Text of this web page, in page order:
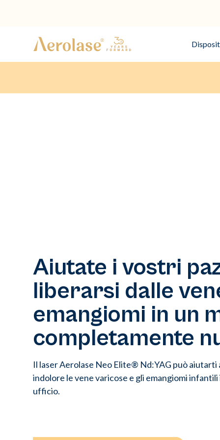
Aiutate i vostri
liberarsi dalle
emangiomi in un
completamente
Il laser Aerolase Neo Elite® Nd:YAG può aiutarti
indolore le vene varicose e gli emangiomi
ufficio.